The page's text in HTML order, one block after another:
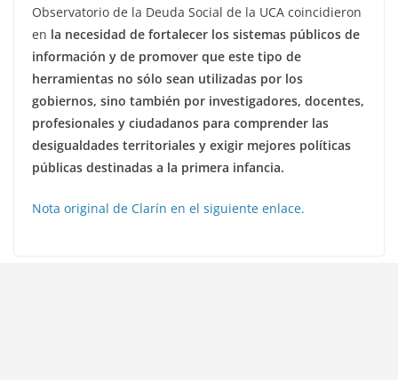
Observatorio de la Deuda Social de la UCA coincidieron
en la necesidad de fortalecer los sistemas públicos de
información y de promover que este tipo de
herramientas no sólo sean utilizadas por los
gobiernos, sino también por investigadores, docentes,
profesionales y ciudadanos para comprender las
desigualdades territoriales y exigir mejores políticas
públicas destinadas a la primera infancia.
Nota original de Clarín en el siguiente enlace.